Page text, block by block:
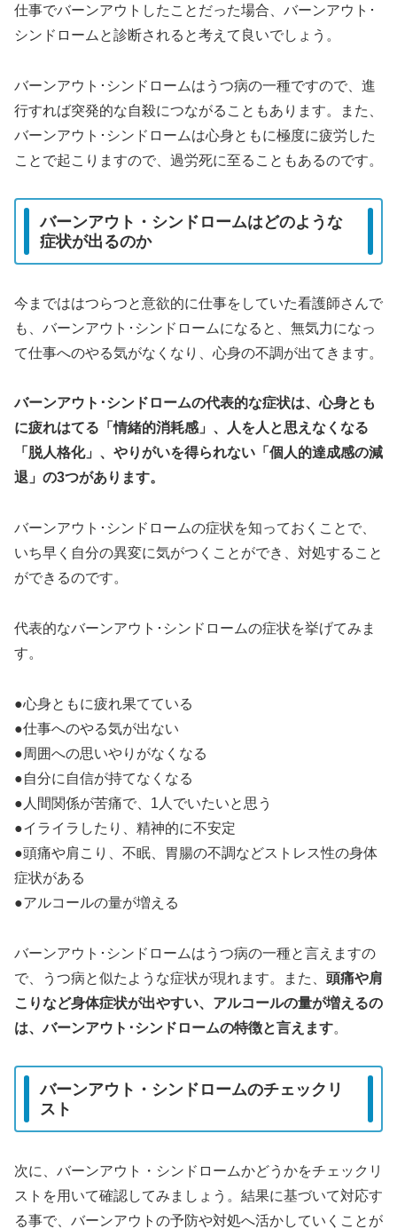
仕事でバーンアウトしたことだった場合、バーンアウト･
シンドロームと診断されると考えて良いでしょう。
バーンアウト･シンドロームはうつ病の一種ですので、進
行すれば突発的な自殺につながることもあります。また、
バーンアウト･シンドロームは心身ともに極度に疲労した
ことで起こりますので、過労死に至ることもあるのです。
バーンアウト・シンドロームはどのような
症状が出るのか
今までははつらつと意欲的に仕事をしていた看護師さんで
も、バーンアウト･シンドロームになると、無気力になっ
て仕事へのやる気がなくなり、心身の不調が出てきます。
バーンアウト･シンドロームの代表的な症状は、心身とも
に疲れはてる「情緒的消耗感」、人を人と思えなくなる
「脱人格化」、やりがいを得られない「個人的達成感の減
退」の3つがあります。
バーンアウト･シンドロームの症状を知っておくことで、
いち早く自分の異変に気がつくことができ、対処すること
ができるのです。
代表的なバーンアウト･シンドロームの症状を挙げてみま
す。
●心身ともに疲れ果てている
●仕事へのやる気が出ない
●周囲への思いやりがなくなる
●自分に自信が持てなくなる
●人間関係が苦痛で、1人でいたいと思う
●イライラしたり、精神的に不安定
●頭痛や肩こり、不眠、胃腸の不調などストレス性の身体
症状がある
●アルコールの量が増える
バーンアウト･シンドロームはうつ病の一種と言えますの
で、うつ病と似たような症状が現れます。また、 頭痛や肩
こりなど身体症状が出やすい、アルコールの量が増えるの
は、バーンアウト･シンドロームの特徴と言えます。
バーンアウト・シンドロームのチェックリ
スト
次に、バーンアウト・シンドロームかどうかをチェックリ
ストを用いて確認してみましょう。結果に基づいて対応す
る事で、バーンアウトの予防や対処へ活かしていくことが